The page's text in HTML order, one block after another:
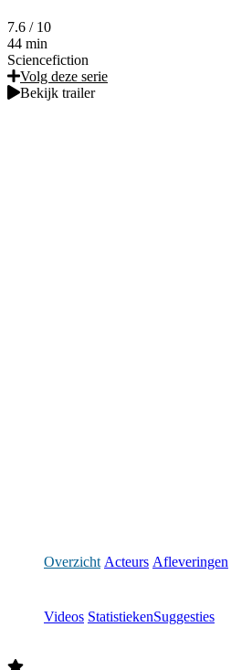
7.6 / 10
44 min
Sciencefiction
Volg deze serie
Bekijk trailer
Overzicht Acteurs Afleveringen
Videos StatistiekenSuggesties